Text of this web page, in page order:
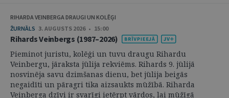
RIHARDA VEINBERGA DRAUGI UN KOLĒĢI
ŽURNĀLS 3. AUGUSTS 2026 • 15:00
Rihards Veinbergs (1987–2026)
Pieminot juristu, kolēģi un tuvu draugu Rihardu
Veinbergu, jāraksta jūlija rekviēms. Rihards 9. jūlijā
nosvinēja savu dzimšanas dienu, bet jūlija beigās
negaidīti un pāragri tika aizsaukts mūžībā. Riharda
Veinberga dzīvi ir svarīgi ietērpt vārdos, lai mūžīgā